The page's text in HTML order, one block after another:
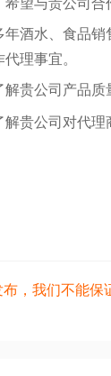
希望与贵公司合
年酒水、食品
理事宜。
解贵公司产品质
解贵公司对代理
，我们不能